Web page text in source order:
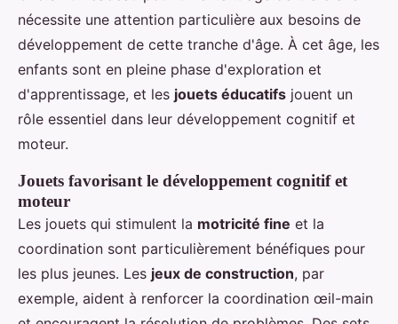
nécessite une attention particulière aux besoins de
développement de cette tranche d'âge. À cet âge, les
enfants sont en pleine phase d'exploration et
d'apprentissage, et les jouets éducatifs jouent un
rôle essentiel dans leur développement cognitif et
moteur.
Jouets favorisant le développement cognitif et
moteur
Les jouets qui stimulent la motricité fine et la
coordination sont particulièrement bénéfiques pour
les plus jeunes. Les jeux de construction, par
exemple, aident à renforcer la coordination œil-main